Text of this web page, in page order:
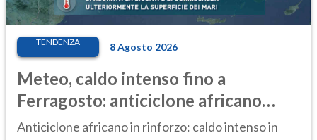
TENDENZA 8 Agosto 2026
Meteo, caldo intenso fino a
Ferragosto: anticiclone africano
ancora protagonista
Anticiclone africano in rinforzo: caldo intenso in